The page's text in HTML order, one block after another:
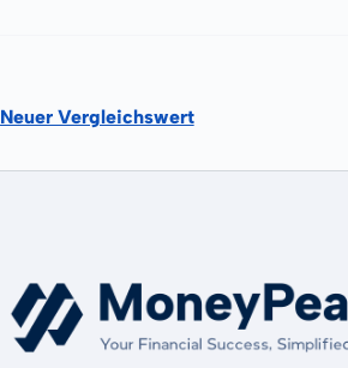
Neuer Vergleichswert